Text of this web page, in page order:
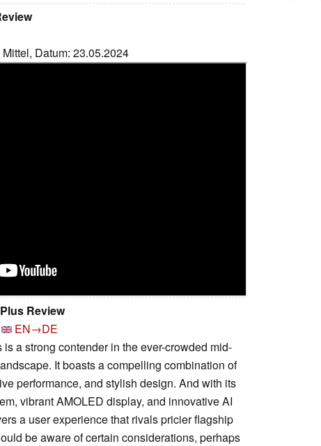
Datum: 23.05.2024
Review
EN→DE
a strong contender in the ever-crowded mid-
It boasts a compelling combination of
performance, and stylish design. And with its
vibrant AMOLED display, and innovative AI
a user experience that rivals pricier flagship
be aware of certain considerations, perhaps